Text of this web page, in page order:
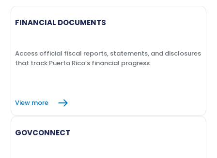
FINANCIAL DOCUMENTS
Access official fiscal reports, statements, and disclosures
that track Puerto Rico’s financial progress.
View more
GOVCONNECT